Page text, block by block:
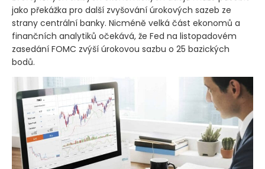
jako překážka pro další zvyšování úrokových sazeb ze
strany centrální banky. Nicméně velká část ekonomů a
finančních analytiků očekává, že Fed na listopadovém
zasedání FOMC zvýší úrokovou sazbu o 25 bazických
bodů.